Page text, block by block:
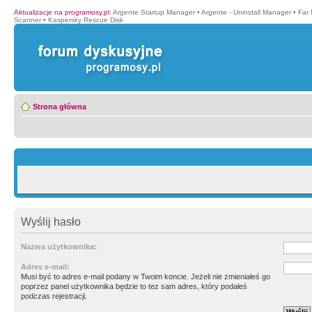
Aktualizacje na programosy.pl: Argente Startup Manager • Argente - Uninstall Manager • Far
Scanner • Kaspersky Rescue Disk
Strona główna
Wyślij hasło
Nazwa użytkownika:
Adres e-mail:
Musi być to adres e-mail podany w Twoim koncie. Jeżeli nie zmieniałeś go
poprzez panel użytkownika będzie to tez sam adres, który podałeś
podczas rejestracji.